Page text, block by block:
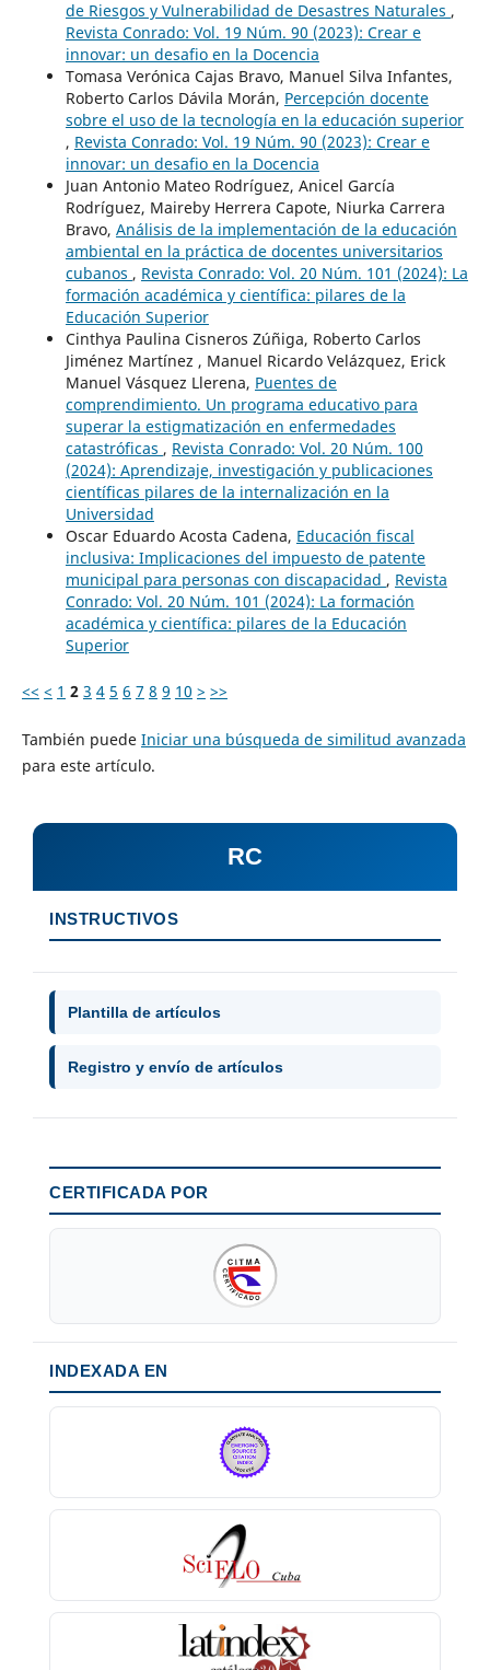
de Riesgos y Vulnerabilidad de Desastres Naturales ,
Revista Conrado: Vol. 19 Núm. 90 (2023): Crear e
innovar: un desafio en la Docencia
Tomasa Verónica Cajas Bravo, Manuel Silva Infantes,
Roberto Carlos Dávila Morán, Percepción docente
sobre el uso de la tecnología en la educación superior
, Revista Conrado: Vol. 19 Núm. 90 (2023): Crear e
innovar: un desafio en la Docencia
Juan Antonio Mateo Rodríguez, Anicel García
Rodríguez, Maireby Herrera Capote, Niurka Carrera
Bravo, Análisis de la implementación de la educación
ambiental en la práctica de docentes universitarios
cubanos , Revista Conrado: Vol. 20 Núm. 101 (2024): La
formación académica y científica: pilares de la
Educación Superior
Cinthya Paulina Cisneros Zúñiga, Roberto Carlos
Jiménez Martínez , Manuel Ricardo Velázquez, Erick
Manuel Vásquez Llerena, Puentes de
comprendimiento. Un programa educativo para
superar la estigmatización en enfermedades
catastróficas , Revista Conrado: Vol. 20 Núm. 100
(2024): Aprendizaje, investigación y publicaciones
científicas pilares de la internalización en la
Universidad
Oscar Eduardo Acosta Cadena, Educación fiscal
inclusiva: Implicaciones del impuesto de patente
municipal para personas con discapacidad , Revista
Conrado: Vol. 20 Núm. 101 (2024): La formación
académica y científica: pilares de la Educación
Superior
<< < 1 2 3 4 5 6 7 8 9 10 > >>
También puede Iniciar una búsqueda de similitud avanzada
para este artículo.
RC
INSTRUCTIVOS
Plantilla de artículos
Registro y envío de artículos
CERTIFICADA POR
INDEXADA EN